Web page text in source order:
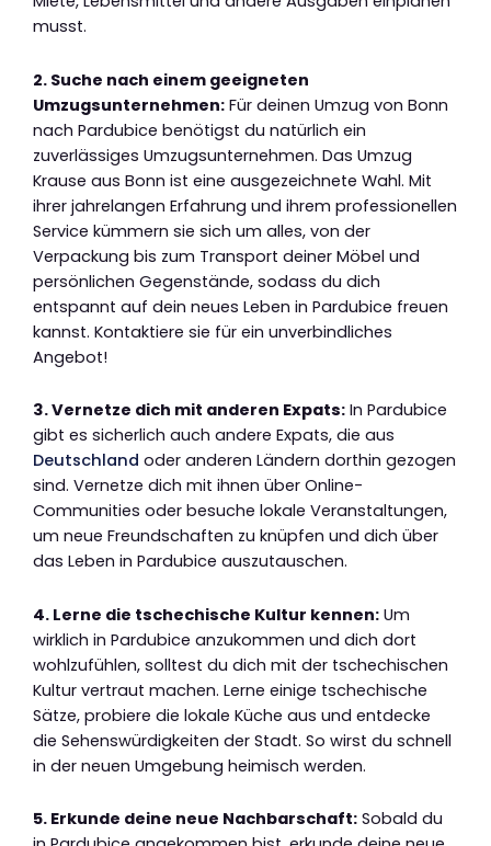
musst.
2. Suche nach einem geeigneten
Umzugsunternehmen: Für deinen Umzug von Bonn
nach Pardubice benötigst du natürlich ein
zuverlässiges Umzugsunternehmen. Das Umzug
Krause aus Bonn ist eine ausgezeichnete Wahl. Mit
ihrer jahrelangen Erfahrung und ihrem professionellen
Service kümmern sie sich um alles, von der
Verpackung bis zum Transport deiner Möbel und
persönlichen Gegenstände, sodass du dich
entspannt auf dein neues Leben in Pardubice freuen
kannst. Kontaktiere sie für ein unverbindliches
Angebot!
3. Vernetze dich mit anderen Expats: In Pardubice
gibt es sicherlich auch andere Expats, die aus
Deutschland oder anderen Ländern dorthin gezogen
sind. Vernetze dich mit ihnen über Online-
Communities oder besuche lokale Veranstaltungen,
um neue Freundschaften zu knüpfen und dich über
das Leben in Pardubice auszutauschen.
4. Lerne die tschechische Kultur kennen: Um
wirklich in Pardubice anzukommen und dich dort
wohlzufühlen, solltest du dich mit der tschechischen
Kultur vertraut machen. Lerne einige tschechische
Sätze, probiere die lokale Küche aus und entdecke
die Sehenswürdigkeiten der Stadt. So wirst du schnell
in der neuen Umgebung heimisch werden.
5. Erkunde deine neue Nachbarschaft: Sobald du